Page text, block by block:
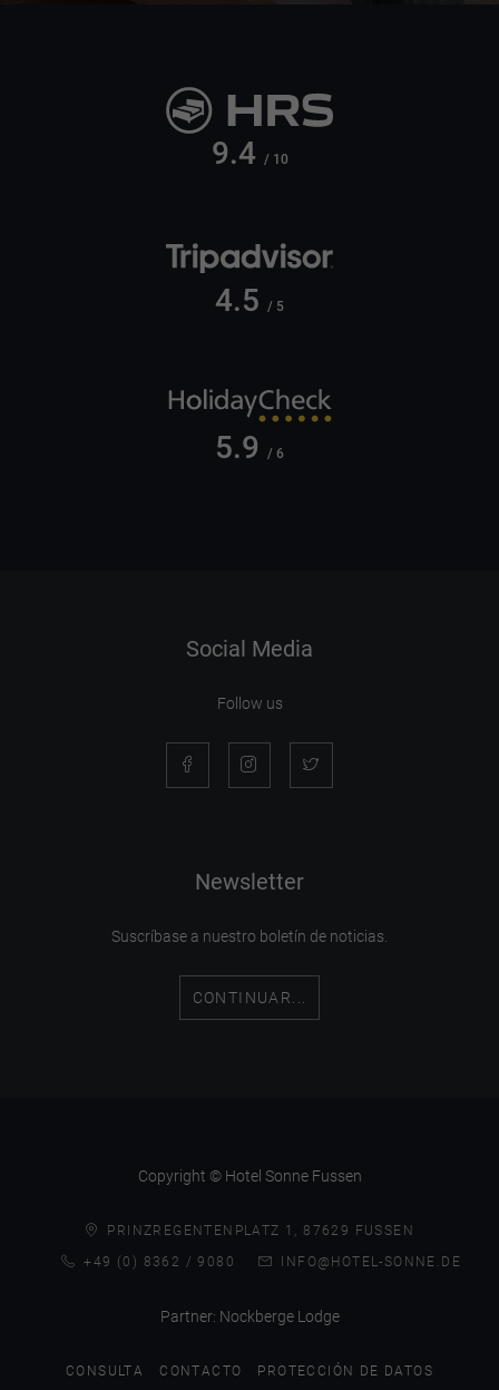
9.4 / 10
4.5 / 5
5.9 / 6
Social Media
Follow us
Newsletter
Suscríbase a nuestro boletín de noticias.
CONTINUAR...
Copyright © Hotel Sonne Fussen
PRINZREGENTENPLATZ 1, 87629 FUSSEN
+49 (0) 8362 / 9080
INFO@HOTEL-SONNE.DE
Partner: Nockberge Lodge
CONSULTA CONTACTO PROTECCIÓN DE DATOS